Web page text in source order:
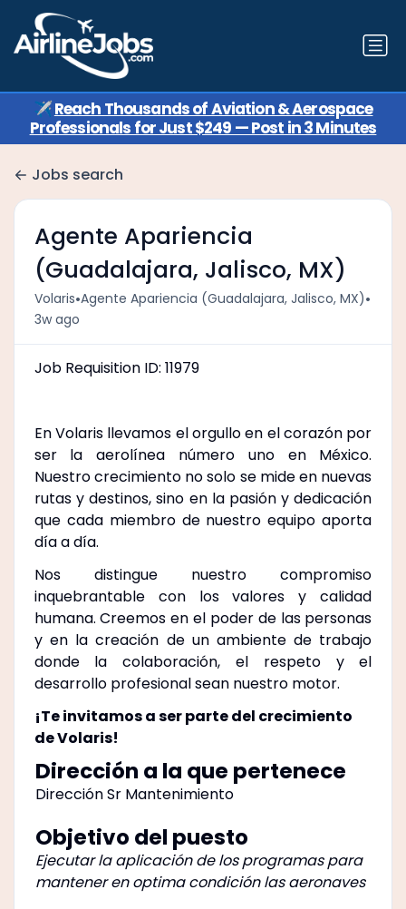
✈️Reach Thousands of Aviation & Aerospace
Professionals for Just $249 — Post in 3 Minutes
Jobs search
Agente Apariencia
(Guadalajara, Jalisco, MX)
Volaris•Agente Apariencia (Guadalajara, Jalisco, MX)•
3w ago
Job Requisition ID: 11979
En Volaris llevamos el orgullo en el corazón por
ser la aerolínea número uno en México.
Nuestro crecimiento no solo se mide en nuevas
rutas y destinos, sino en la pasión y dedicación
que cada miembro de nuestro equipo aporta
día a día.
Nos distingue nuestro compromiso
inquebrantable con los valores y calidad
humana. Creemos en el poder de las personas
y en la creación de un ambiente de trabajo
donde la colaboración, el respeto y el
desarrollo profesional sean nuestro motor.
¡Te invitamos a ser parte del crecimiento
de Volaris!
Dirección a la que pertenece
Dirección Sr Mantenimiento
Objetivo del puesto
Ejecutar la aplicación de los programas para
mantener en optima condición las aeronaves